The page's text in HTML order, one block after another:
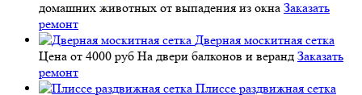
домашних животных от выпадения из окна Заказать
ремонт
Дверная москитная сетка
Цена от 4000 руб На двери балконов и веранд Заказать
ремонт
Плиссе раздвижная сетка